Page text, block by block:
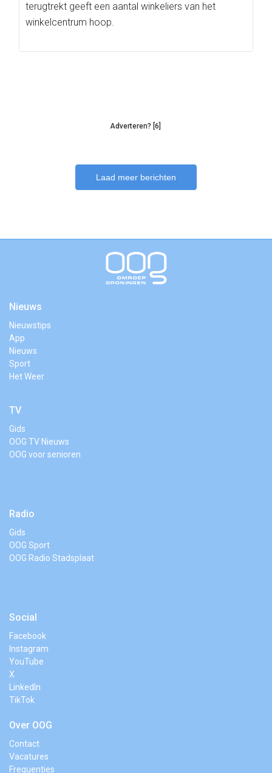
terugtrekt geeft een aantal winkeliers van het
winkelcentrum hoop.
Adverteren? [6]
Laad meer berichten
Nieuws
Nieuwstips
App
Nieuws
Sport
Het Weer
TV
Gids
OOG TV Nieuws
OOG voor senioren
Radio
Gids
OOG Sport
OOG Radio Stadsplaat
Social
Facebook
Instagram
YouTube
X
LinkedIn
TikTok
Over OOG
Contact
Vacatures
Frequenties